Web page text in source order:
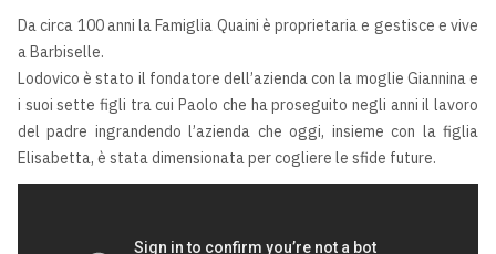
Da circa 100 anni la Famiglia Quaini è proprietaria e gestisce e vive
a Barbiselle.
Lodovico è stato il fondatore dell’azienda con la moglie Giannina e
i suoi sette figli tra cui Paolo che ha proseguito negli anni il lavoro
del padre ingrandendo l’azienda che oggi, insieme con la figlia
Elisabetta, è stata dimensionata per cogliere le sfide future.